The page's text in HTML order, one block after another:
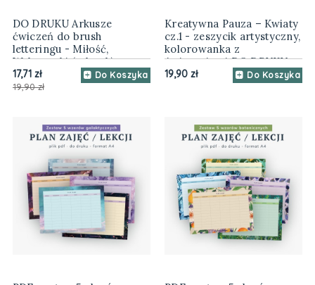
DO DRUKU Arkusze
ćwiczeń do brush
letteringu - Miłość,
Walentynki (e-book)
17,71 zł
19,90 zł
Do Koszyka
Kreatywna Pauza – Kwiaty
cz.1 - zeszycik artystyczny,
kolorowanka z
ćwiczeniami DO DRUKU
pdf
19,90 zł Do Koszyka